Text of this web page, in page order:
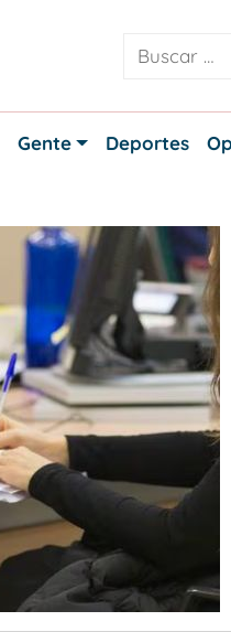
Gente Deportes